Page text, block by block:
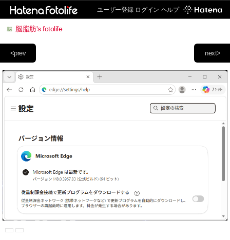
ユーザー登録 ログイン ヘルプ
脳脂肪's fotolife
next>
<prev